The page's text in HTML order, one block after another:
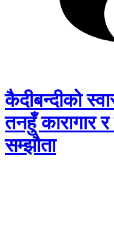
कैदीबन्दीको
तनहुँ कारागार
सम्झौता